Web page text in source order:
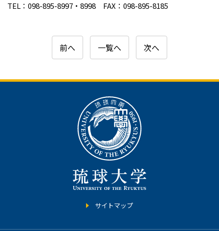
TEL：098-895-8997・8998 FAX：098-895-8185
前へ 一覧へ 次へ
サイトマップ